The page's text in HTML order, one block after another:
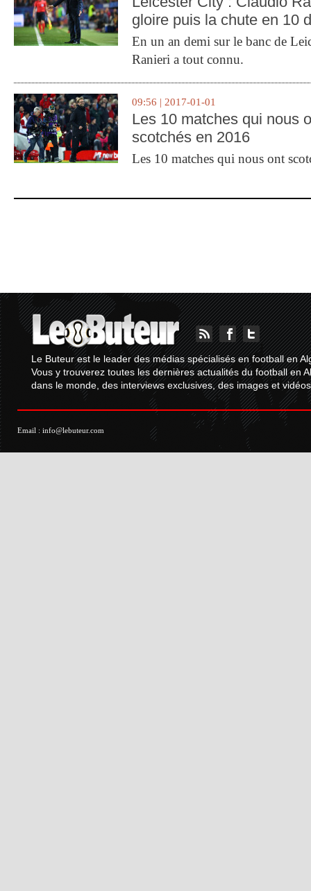
gloire puis la chute en 10
En un an demi sur le banc de
Ranieri a tout connu.
09:56 | 2017-01-01
Les 10 matches qui nous
scotchés en 2016
Les 10 matches qui nous ont
Le Buteur est le leader des médias spécialisés en football en
Vous y trouverez toutes les dernières actualités du football en
dans le monde, des interviews exclusives, des images et
Email : info@lebuteur.com